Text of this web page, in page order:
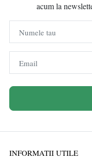
acum la
Numele tau
Email
INFORMATII UTILE